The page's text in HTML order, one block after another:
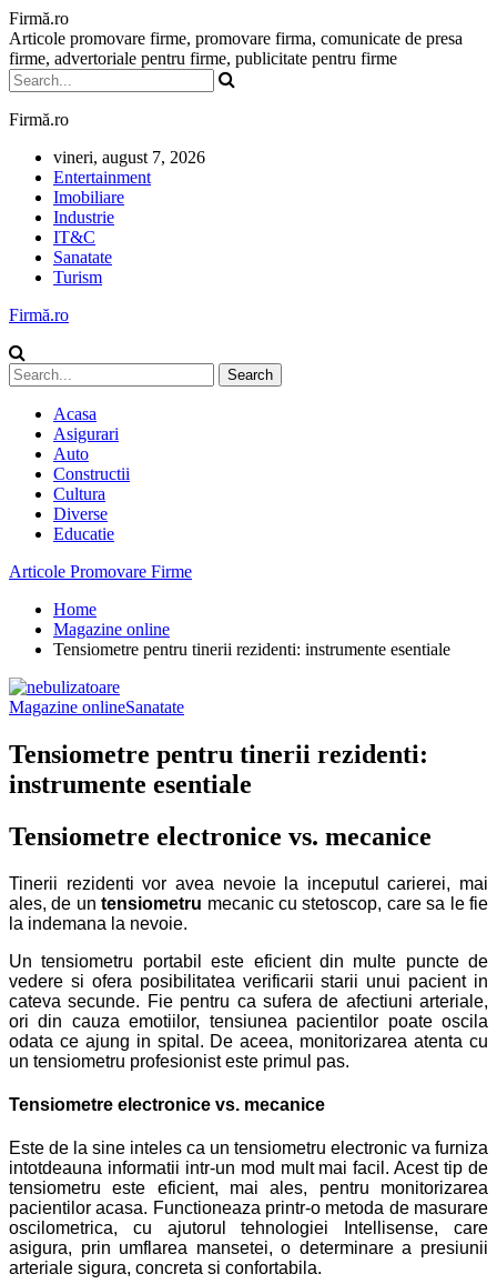
Firmă.ro
Articole promovare firme, promovare firma, comunicate de presa
firme, advertoriale pentru firme, publicitate pentru firme
Firmă.ro
vineri, august 7, 2026
Entertainment
Imobiliare
Industrie
IT&C
Sanatate
Turism
Firmă.ro
Acasa
Asigurari
Auto
Constructii
Cultura
Diverse
Educatie
Articole Promovare Firme
Home
Magazine online
Tensiometre pentru tinerii rezidenti: instrumente esentiale
Magazine onlineSanatate
Tensiometre pentru tinerii rezidenti:
instrumente esentiale
Tensiometre electronice vs. mecanice
Tinerii rezidenti vor avea nevoie la inceputul carierei, mai
ales, de untensiometru mecanic cu stetoscop, care sa le fie
la indemana la nevoie.
Un tensiometru portabil este eficient din multe puncte de
vedere si ofera posibilitatea verificarii starii unui pacient in
cateva secunde. Fie pentru ca sufera de afectiuni arteriale,
ori din cauza emotiilor, tensiunea pacientilor poate oscila
odata ce ajung in spital. De aceea, monitorizarea atenta cu
un tensiometru profesionist este primul pas.
Tensiometre electronice vs. mecanice
Este de la sine inteles ca un tensiometru electronic va furniza
intotdeauna informatii intr-un mod mult mai facil. Acest tip de
tensiometru este eficient, mai ales, pentru monitorizarea
pacientilor acasa. Functioneaza printr-o metoda de masurare
oscilometrica, cu ajutorul tehnologiei Intellisense, care
asigura, prin umflarea mansetei, o determinare a presiunii
arteriale sigura, concreta si confortabila.